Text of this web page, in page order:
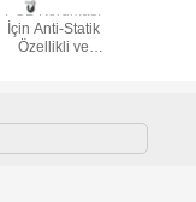
PCB Koruması
İçin Anti-Statik
Özellikli ve